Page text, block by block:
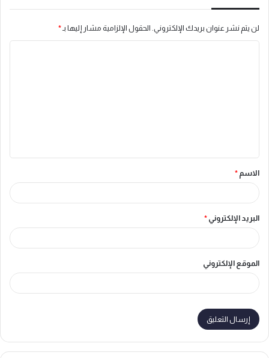
لن يتم نشر عنوان بريدك الإلكتروني. الحقول الإلزامية مشار إليها بـ *
ق
*
الاسم *
البريد الإلكتروني *
الموقع الإلكتروني